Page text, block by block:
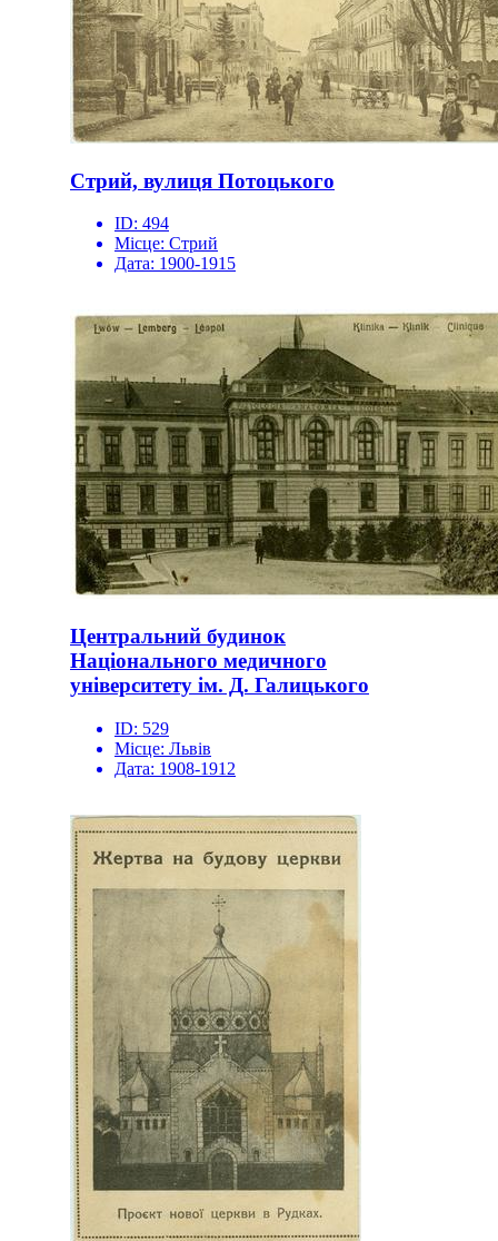
Стрий, вулиця Потоцького
ID: 494
Місце: Стрий
Дата: 1900-1915
Центральний будинок
Національного медичного
університету ім. Д. Галицького
ID: 529
Місце: Львів
Дата: 1908-1912